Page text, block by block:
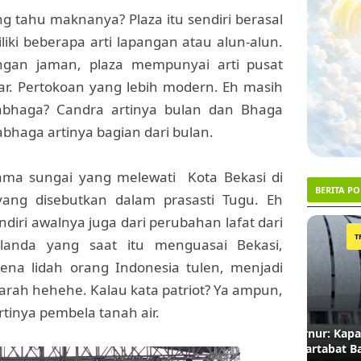
tahu maknanya? Plaza itu sendiri berasal
beberapa arti lapangan atau alun-alun.
jaman, plaza mempunyai arti pusat
Pertokoan yang lebih modern. Eh masih
Candra artinya bulan dan Bhaga
artinya bagian dari bulan.
sungai yang melewati Kota Bekasi di
disebutkan dalam prasasti Tugu. Eh
awalnya juga dari perubahan lafat dari
yang saat itu menguasai Bekasi,
lidah orang Indonesia tulen, menjadi
hehehe. Kalau kata patriot? Ya ampun,
pembela tanah air.
BERITA
1
JIS Dinasionalkan demi Martabat Bahasa?
Lahan